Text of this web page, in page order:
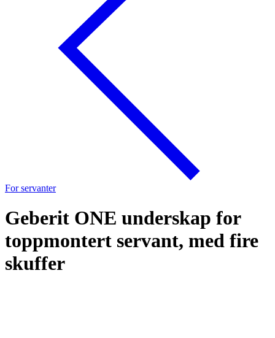
For servanter
Geberit ONE underskap for
toppmontert servant, med fire
skuffer